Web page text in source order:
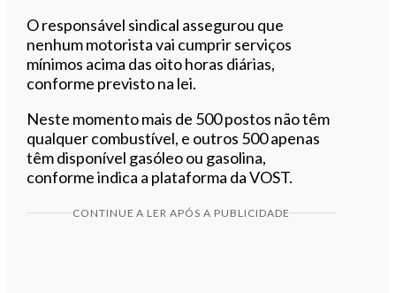
O responsável sindical assegurou que
nenhum motorista vai cumprir serviços
mínimos acima das oito horas diárias,
conforme previsto na lei.
Neste momento mais de 500 postos não têm
qualquer combustível, e outros 500 apenas
têm disponível gasóleo ou gasolina,
conforme indica a plataforma da VOST.
CONTINUE A LER APÓS A PUBLICIDADE